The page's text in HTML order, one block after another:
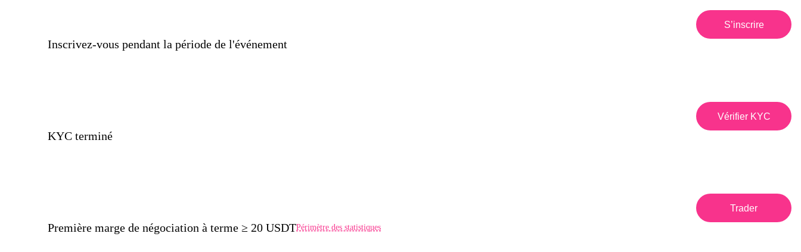
Inscrivez-vous pendant la période de l'événement
S’inscrire
KYC terminé
Vérifier KYC
Première marge de négociation à terme ≥ 20 USDTPérimètre des statistiques
Trader